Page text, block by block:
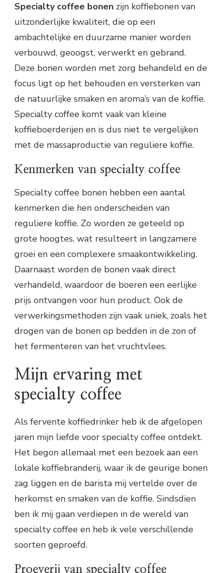
Specialty coffee bonen zijn koffiebonen van
uitzonderlijke kwaliteit, die op een
ambachtelijke en duurzame manier worden
verbouwd, geoogst, verwerkt en gebrand.
Deze bonen worden met zorg behandeld en de
focus ligt op het behouden en versterken van
de natuurlijke smaken en aroma’s van de koffie.
Specialty coffee komt vaak van kleine
koffieboerderijen en is dus niet te vergelijken
met de massaproductie van reguliere koffie.
Kenmerken van specialty coffee
Specialty coffee bonen hebben een aantal
kenmerken die hen onderscheiden van
reguliere koffie. Zo worden ze geteeld op
grote hoogtes, wat resulteert in langzamere
groei en een complexere smaakontwikkeling.
Daarnaast worden de bonen vaak direct
verhandeld, waardoor de boeren een eerlijke
prijs ontvangen voor hun product. Ook de
verwerkingsmethoden zijn vaak uniek, zoals het
drogen van de bonen op bedden in de zon of
het fermenteren van het vruchtvlees.
Mijn ervaring met
specialty coffee
Als fervente koffiedrinker heb ik de afgelopen
jaren mijn liefde voor specialty coffee ontdekt.
Het begon allemaal met een bezoek aan een
lokale koffiebranderij, waar ik de geurige bonen
zag liggen en de barista mij vertelde over de
herkomst en smaken van de koffie. Sindsdien
ben ik mij gaan verdiepen in de wereld van
specialty coffee en heb ik vele verschillende
soorten geproefd.
Proeverij van specialty coffee